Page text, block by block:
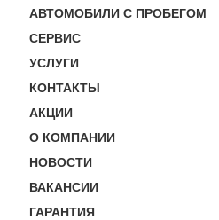
АВТОМОБИЛИ С ПРОБЕГОМ
СЕРВИС
УСЛУГИ
КОНТАКТЫ
АКЦИИ
О КОМПАНИИ
НОВОСТИ
ВАКАНСИИ
ГАРАНТИЯ